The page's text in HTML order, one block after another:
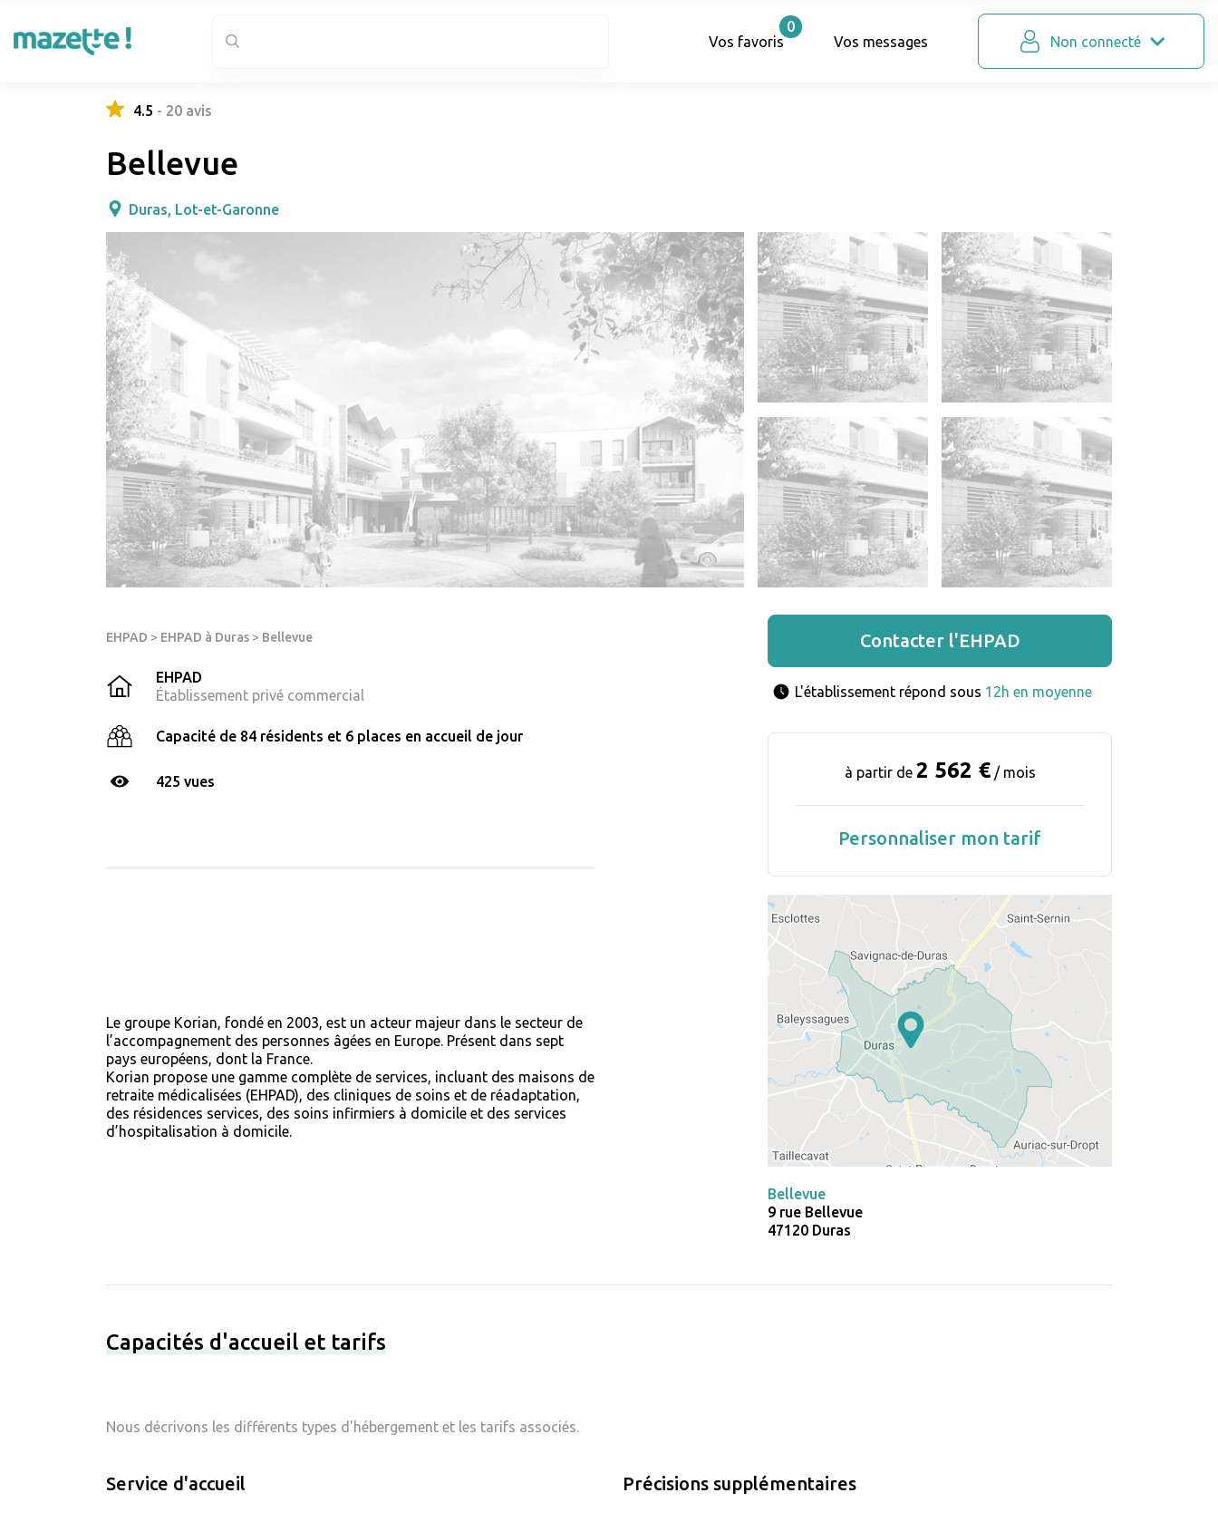
Vos favoris
0
Vos messages
Non connecté
4.5 - 20 avis
Bellevue
Duras, Lot-et-Garonne
EHPAD > EHPAD à Duras > Bellevue
EHPAD
Établissement privé commercial
Capacité de 84 résidents et 6 places en accueil de jour
425 vues
Le groupe Korian, fondé en 2003, est un acteur majeur dans le secteur de
l’accompagnement des personnes âgées en Europe. Présent dans sept
pays européens, dont la France.
Korian propose une gamme complète de services, incluant des maisons de
retraite médicalisées (EHPAD), des cliniques de soins et de réadaptation,
des résidences services, des soins infirmiers à domicile et des services
d’hospitalisation à domicile.
Contacter l'EHPAD
L'établissement répond sous 12h en moyenne
à partir de 2 562 €/ mois
Personnaliser mon tarif
Bellevue
9 rue Bellevue
47120 Duras
Capacités d'accueil et tarifs
Nous décrivons les différents types d'hébergement et les tarifs associés.
Service d'accueil Précisions supplémentaires